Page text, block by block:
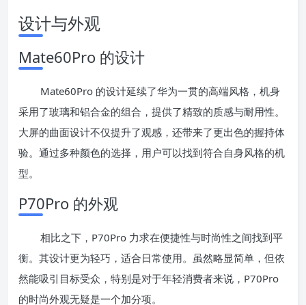
设计与外观
Mate60Pro 的设计
Mate60Pro 的设计延续了华为一贯的高端风格，机身
采用了玻璃和铝合金的组合，提供了精致的质感与耐用性。
大屏的曲面设计不仅提升了观感，还带来了更出色的握持体
验。通过多种颜色的选择，用户可以找到符合自身风格的机
型。
P70Pro 的外观
相比之下，P70Pro 力求在便捷性与时尚性之间找到平
衡。其设计更为轻巧，适合日常使用。虽然略显简单，但依
然能吸引目标受众，特别是对于年轻消费者来说，P70Pro
的时尚外观无疑是一个加分项。